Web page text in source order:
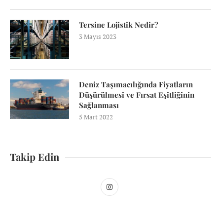
Tersine Lojistik Nedir?
3 Mayıs 2023
Deniz Taşımacılığında Fiyatların
Düşürülmesi ve Fırsat Eşitliğinin
Sağlanması
5 Mart 2022
Takip Edin